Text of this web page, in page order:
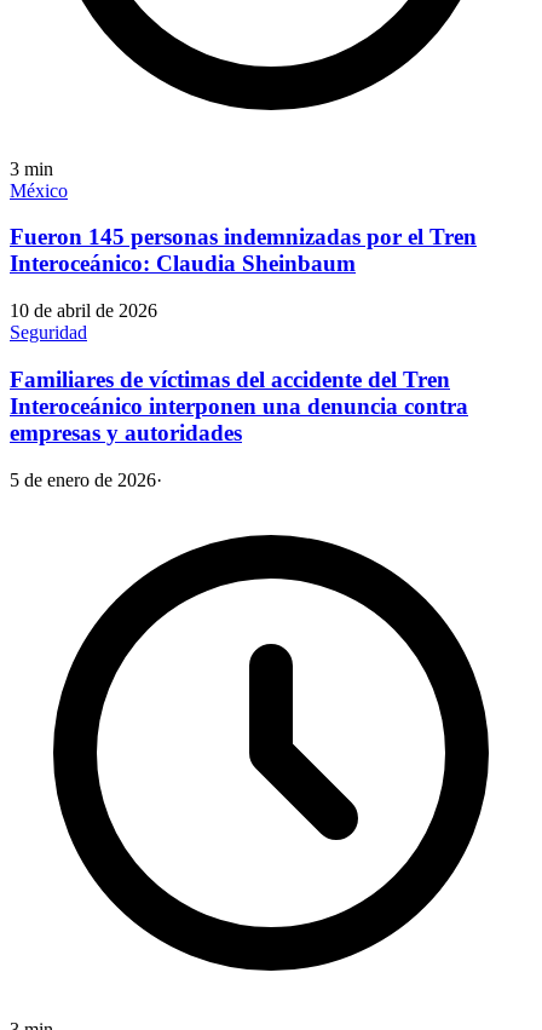
3 min
México
Fueron 145 personas indemnizadas por el Tren
Interoceánico: Claudia Sheinbaum
10 de abril de 2026
Seguridad
Familiares de víctimas del accidente del Tren
Interoceánico interponen una denuncia contra
empresas y autoridades
5 de enero de 2026·